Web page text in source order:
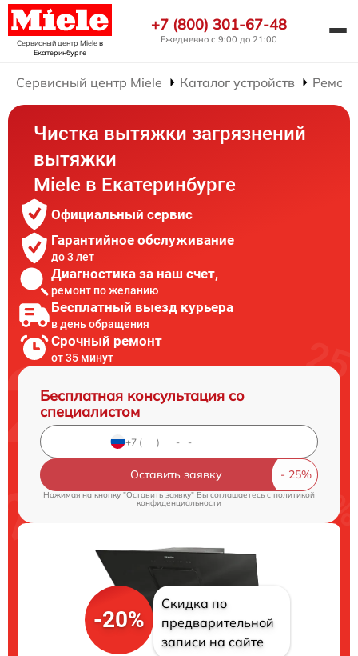
Сервисный центр Mieleв
Екатеринбурге
+7 (800) 301-67-48
Ежедневно с 9:00 до 21:00
Сервисный центр Miele Каталог устройств
Чистка вытяжки загрязнений
вытяжки
Miele в Екатеринбурге
Официальный сервис
Гарантийное обслуживание
до 3 лет
Диагностика за наш счет,
ремонт по желанию
Бесплатный выезд курьера
в день обращения
Срочный ремонт
от 35 минут
Бесплатная консультация со
специалистом
Оставить заявку
Нажимая на кнопку "Оставить заявку" Вы соглашаетесь cполитикой
конфиденциальности
-20%
Скидка по
предварительной
записи на сайте